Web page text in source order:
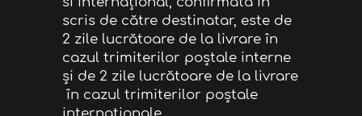
scris de către destinatar, este de
2 zile lucrătoare de la livrare în
cazul trimiterilor poştale interne
şi de 2 zile lucrătoare de la livrare
în cazul trimiterilor poştale
internaţionale.